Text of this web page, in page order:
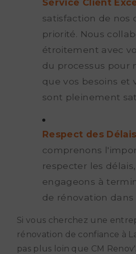
Service Client
satisfaction de nos
priorité. Nous
étroitement avec
du processus pour
que vos besoins et
sont pleinement
Respect des Délais
comprenons
respecter les
engageons à
de rénovation dans
Si vous cherchez une
rénovation de confiance à
pas plus loin que CM